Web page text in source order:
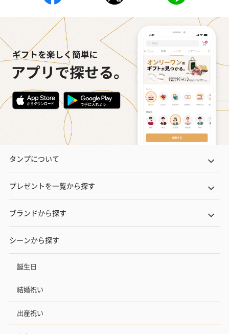
タンプについて
プレゼントを一覧から探す
ブランドから探す
シーンから探す
誕生日
結婚祝い
出産祝い